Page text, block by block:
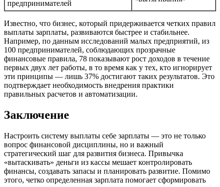
предпринимателей
Известно, что бизнес, который придерживается четких правил
выплаты зарплаты, развиваются быстрее и стабильнее.
Например, по данным исследований малых предприятий, из
100 предпринимателей, соблюдающих прозрачные
финансовые правила, 78 показывают рост доходов в течение
первых двух лет работы, в то время как у тех, кто игнорирует
эти принципы — лишь 37% достигают таких результатов. Это
подтверждает необходимость внедрения практики
правильных расчетов и автоматизации.
Заключение
Настроить систему выплаты себе зарплаты — это не только
вопрос финансовой дисциплины, но и важный
стратегический шаг для развития бизнеса. Привычка
«вытаскивать» деньги из кассы мешает контролировать
финансы, создавать запасы и планировать развитие. Помимо
этого, четко определенная зарплата помогает сформировать